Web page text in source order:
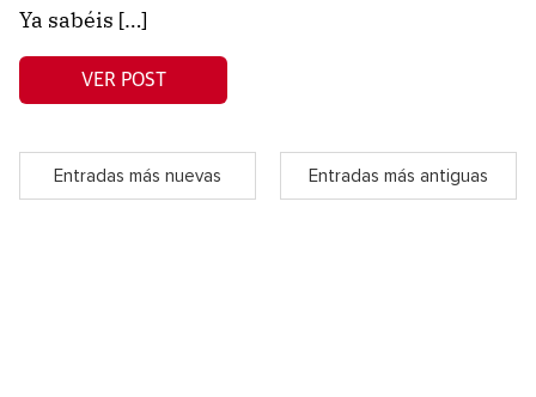
Ya sabéis […]
VER POST
Entradas más nuevas Entradas más antiguas